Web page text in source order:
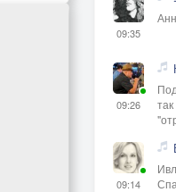
09:35
09:26
09:14